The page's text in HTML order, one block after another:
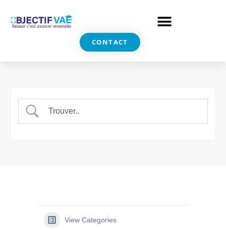
CONTACT
View Categories